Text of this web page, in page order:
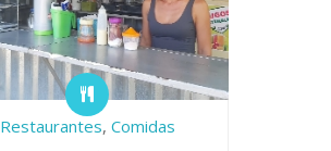
Restaurantes, Comidas